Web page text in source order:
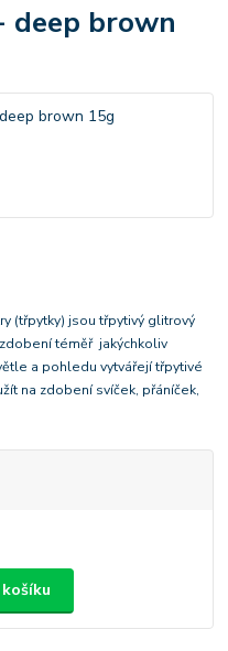
deep brown
(třpytky) jsou třpytivý glitrový
téměř jakýchkoliv
a pohledu vytvářejí třpytivé
na zdobení svíček, přáníček,